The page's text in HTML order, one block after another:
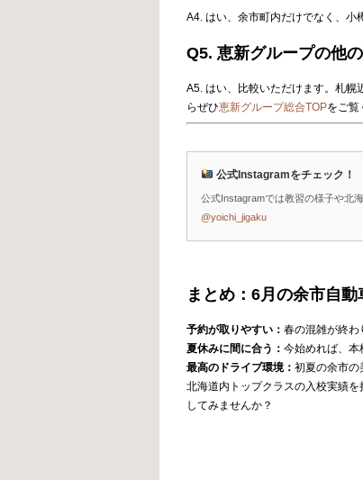
A4. はい、余市町内だけでなく、小
Q5. 恵新グループの他
A5. はい、比較いただけます。札幌
らぜひ恵新グループ総合TOPをご覧
公式Instagramをチェック！
公式Instagramでは教習の様子や北
@yoichi_jigaku
まとめ：6月の余市自
予約が取りやすい： 春の混雑が終わ
夏休みに間に合う： 今始めれば、本
最高のドライブ環境： 初夏の余市の
北海道内トップクラスの入校実績
してみませんか？